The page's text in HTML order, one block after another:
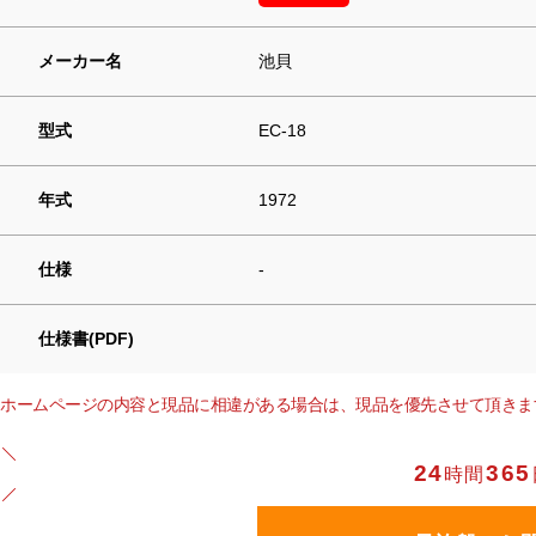
メーカー名 池貝
型式 EC-18
年式 1972
仕様 -
仕様書(PDF)
ホームページの内容と現品に相違がある場合は、現品を優先させて頂きま
24時間365